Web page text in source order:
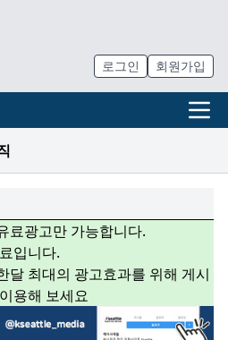
로그인 회원가입
료광고만 가능합니다.
입니다.
달 최대의 광고효과를 위해 게시
용해 보세요